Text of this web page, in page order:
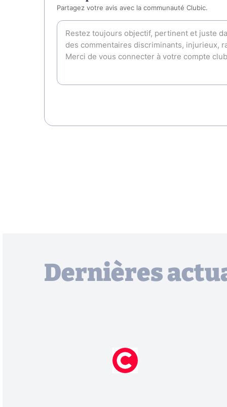
Partagez votre avis avec la communauté Clubic.
Dernières